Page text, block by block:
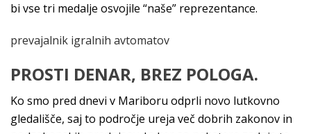
bi vse tri medalje osvojile “naše” reprezentance.
prevajalnik igralnih avtomatov
PROSTI DENAR, BREZ POLOGA.
Ko smo pred dnevi v Mariboru odprli novo lutkovno
gledališče, saj to področje ureja več dobrih zakonov in